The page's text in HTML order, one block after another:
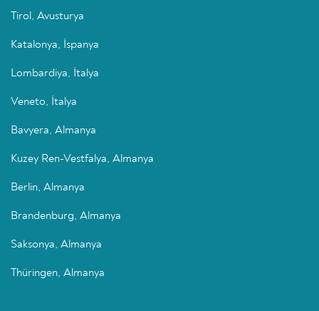
Tirol, Avusturya
Katalonya, İspanya
Lombardiya, İtalya
Veneto, İtalya
Bavyera, Almanya
Kuzey Ren-Vestfalya, Almanya
Berlin, Almanya
Brandenburg, Almanya
Saksonya, Almanya
Thüringen, Almanya